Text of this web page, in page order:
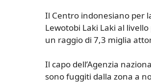
Il Centro indonesiano per
Lewotobi Laki Laki al
un raggio di 7,3 miglia
Il capo dell’Agenzia
sono fuggiti dalla zona a